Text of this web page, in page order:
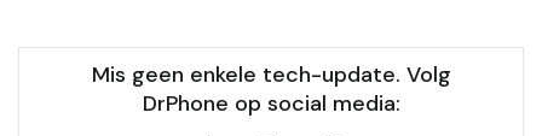
Mis geen enkele tech-update. Volg
DrPhone op social media: